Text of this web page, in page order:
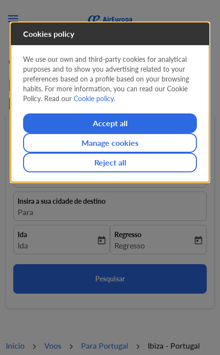

Voos de Ibiza para
Portugal. Ingressos de160
EUR
Ida e volta 1 Passageiroexpand_more
Insira a sua cidade de partida
close
Insira a sua cidade de destino
Para
Ida
fc-booking-departure-date-aria-label
Ida today
Regresso
fc-booking-return-date-aria-
Regresso today
Pesquisar
Início Voos Para Portugal Ibiza - Portugal
Cookies policy
We use our own and third-party cookies for analytical
purposes and to show you advertising related to your
preferences based on a profile based on your browsing
habits. For more information, you can read our Cookie
Policy. Read ourCookie policy.
Accept all
Reject all
Manage cookies